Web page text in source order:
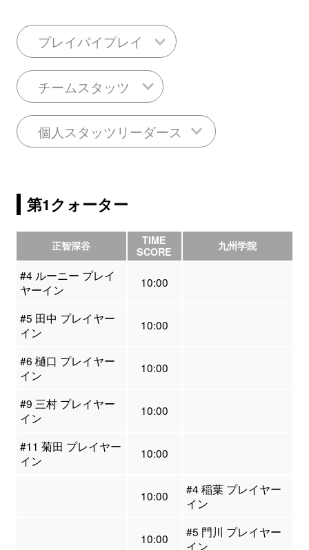
プレイバイプレイ
チームスタッツ
個人スタッツリーダース
第1クォーター
正智深谷
TIME
SCORE
九州学院
#4 ルーニー プレイ
ヤーイン
10:00
#5 田中 プレイヤー
イン
10:00
#6 樋口 プレイヤー
イン
10:00
#9 三村 プレイヤー
イン
10:00
#11 菊田 プレイヤー
イン
10:00
10:00
#4 稲葉 プレイヤー
イン
10:00
#5 門川 プレイヤー
イン